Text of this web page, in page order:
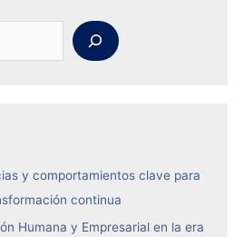
y comportamientos clave para
continua
Humana y Empresarial en la era